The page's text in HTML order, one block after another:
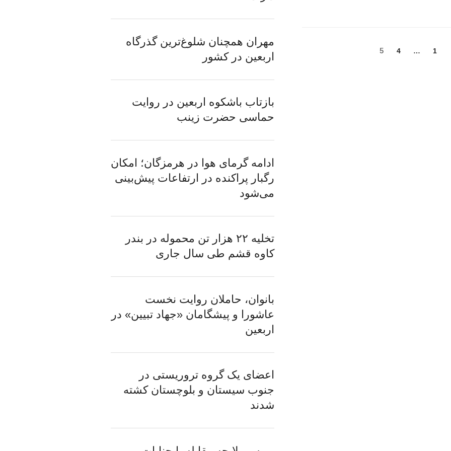
برگه
1
… برگه
4 برگه
5
مهران همچنان شلوغ‌ترین گذرگاه
اربعین در کشور
بازتاب باشکوه اربعین در روایت
حماسی حضرت زینب
ادامه گرمای هوا در هرمزگان؛ امکان
رگبار پراکنده در ارتفاعات پیش‌بینی
می‌شود
تخلیه ۲۲ هزار تن محموله در بندر
کاوه قشم طی سال جاری
بانوان، حاملان روایت نخست
عاشورا و پیشگامان «جهاد تبیین» در
اربعین
اعضای یک گروه تروریستی در
جنوب سیستان و بلوچستان کشته
شدند